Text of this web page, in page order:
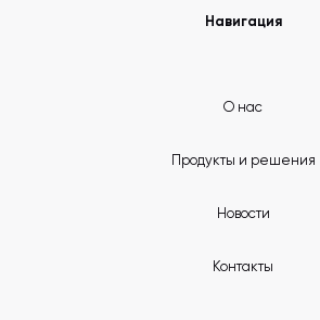
Навигация
О нас
Продукты и решения
Новости
Контакты